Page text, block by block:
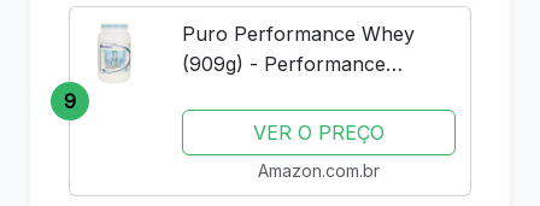
9
Puro Performance Whey
(909g) - Performance
VER O PREÇO
Amazon.com.br